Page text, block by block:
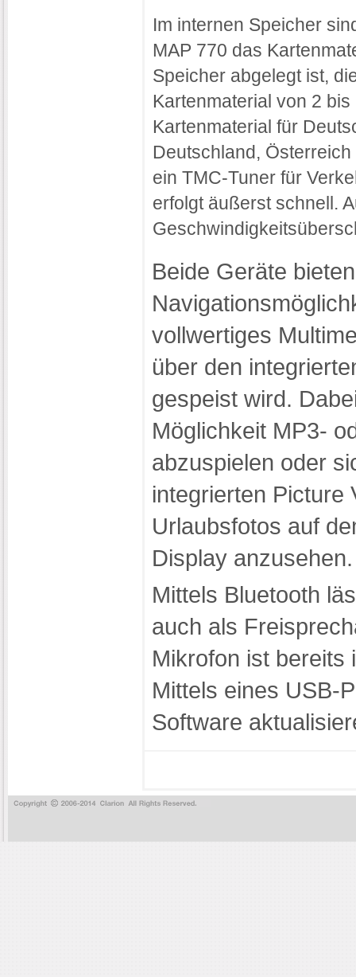
Im internen Speicher
MAP 770 das
Speicher abgelegt ist,
Kartenmaterial von 2
Kartenmaterial für
Deutschland,
ein TMC-Tuner für
erfolgt äußerst schnell.
Beide Geräte
vollwertiges
über den
gespeist wird.
Möglichkeit MP3-
abzuspielen oder
integrierten Picture
Urlaubsfotos auf
Display anzusehen.
Mittels Bluetooth
auch als
Mikrofon ist bereits
Mittels eines USB-
Software